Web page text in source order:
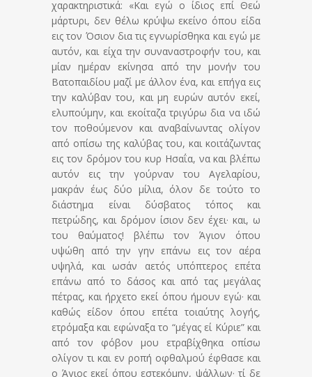
χαρακτηριστικά: «Και εγώ ο ίδιος επί Θεώ
μάρτυρι, δεν θέλω κρύψω εκείνο όπου είδα
εις τον Όσιον δια τις εγνωρίσθηκα και εγώ με
αυτόν, και είχα την συναναστροφήν του, και
μίαν ημέραν εκίνησα από την μονήν του
Βατοπαιδίου μαζί με άλλον ένα, και επήγα εις
την καλύβαν του, και μη ευρών αυτόν εκεί,
ελυπούμην, και εκοίταζα τριγύρω δια να ιδώ
τον ποθούμενον και αναβαίνωντας ολίγον
από οπίσω της καλύβας του, και κοιτάζωντας
εις τον δρόμον του κυρ Ησαΐα, να και βλέπω
αυτόν εις την γούρναν του Αγελαρίου,
μακράν έως δύο μίλια, όλον δε τούτο το
διάστημα είναι δύσβατος τόπος και
πετρώδης, και δρόμον ίσιον δεν έχει· και, ω
του θαύματος! βλέπω τον Άγιον όπου
υψώθη από την γην επάνω εις τον αέρα
υψηλά, και ωσάν αετός υπόπτερος επέτα
επάνω από το δάσος και από τας μεγάλας
πέτρας, και ήρχετο εκεί όπου ήμουν εγώ· και
καθώς είδον όπου επέτα τοιαύτης λογής,
ετρόμαξα και εφώναξα το “μέγας εί Κύριε” και
από τον φόβον μου ετραβίχθηκα οπίσω
ολίγον τι και εν ροπή οφθαλμού έφθασε και
ο Άγιος εκεί όπου εστεκόμην, ψάλλων· τί δε